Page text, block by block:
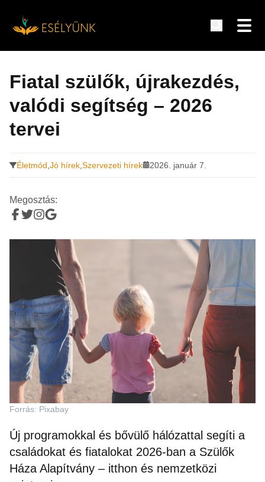
tartalomra
Fiatal szülők, újrakezdés,
valódi segítség – 2026
tervei
Életmód Jó hírek Szervezeti hírek 2026. január 7.
Megosztás:
Forrás: Pixabay
Új programokkal és bővülő hálózattal segíti a
családokat és fiatalokat 2026-ban a Szülők
Háza Alapítvány – itthon és nemzetközi